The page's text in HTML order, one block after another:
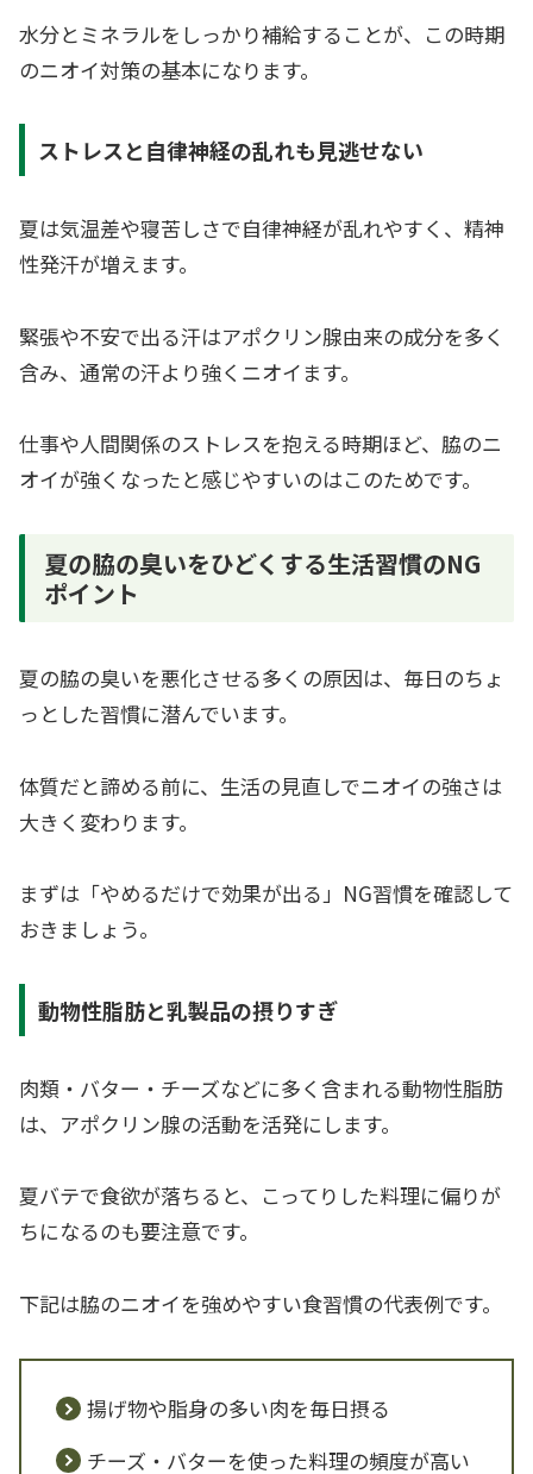
水分とミネラルをしっかり補給することが、この時期
のニオイ対策の基本になります。
ストレスと自律神経の乱れも見逃せない
夏は気温差や寝苦しさで自律神経が乱れやすく、精神
性発汗が増えます。
緊張や不安で出る汗はアポクリン腺由来の成分を多く
含み、通常の汗より強くニオイます。
仕事や人間関係のストレスを抱える時期ほど、脇のニ
オイが強くなったと感じやすいのはこのためです。
夏の脇の臭いをひどくする生活習慣のNG
ポイント
夏の脇の臭いを悪化させる多くの原因は、毎日のちょ
っとした習慣に潜んでいます。
体質だと諦める前に、生活の見直しでニオイの強さは
大きく変わります。
まずは「やめるだけで効果が出る」NG習慣を確認して
おきましょう。
動物性脂肪と乳製品の摂りすぎ
肉類・バター・チーズなどに多く含まれる動物性脂肪
は、アポクリン腺の活動を活発にします。
夏バテで食欲が落ちると、こってりした料理に偏りが
ちになるのも要注意です。
下記は脇のニオイを強めやすい食習慣の代表例です。
揚げ物や脂身の多い肉を毎日摂る
チーズ・バターを使った料理の頻度が高い